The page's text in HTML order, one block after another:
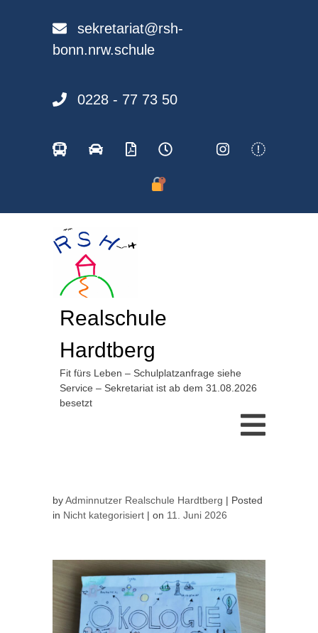
sekretariat@rsh-
bonn.nrw.schule
0228 - 77 73 50
Realschule
Hardtberg
Fit fürs Leben – Schulplatzanfrage siehe
Service – Sekretariat ist ab dem 31.08.2026
besetzt
byAdminnutzer Realschule Hardtberg
Posted
in Nicht kategorisiert on 11. Juni 2026